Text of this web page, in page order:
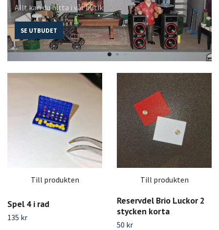
Allt kan du hitta i vår butik
SE UTBUDET
Till produkten
Spel 4 i rad
135 kr
Till produkten
Reservdel Brio Luckor 2
stycken korta
50 kr